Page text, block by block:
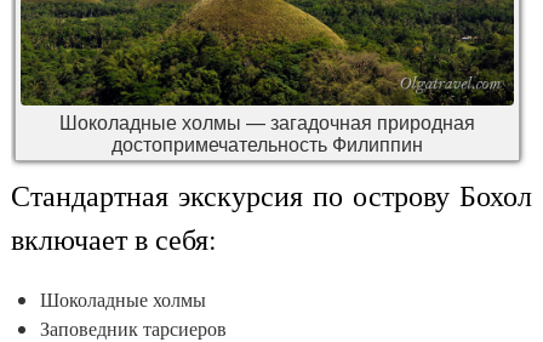
Шоколадные холмы — загадочная природная
достопримечательность Филиппин
Стандартная экскурсия по острову Бохол
включает в себя:
Шоколадные холмы
Заповедник тарсиеров